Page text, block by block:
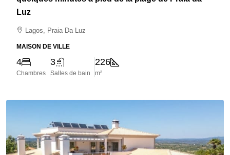
Luz
Lagos, Praia Da Luz
MAISON DE VILLE
4
Chambres
3
Salles de bain
226
m²